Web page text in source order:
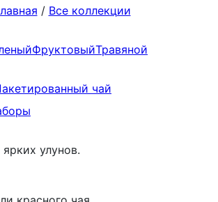
/ Все коллекции
ФруктовыйТравяной
чай
улунов.